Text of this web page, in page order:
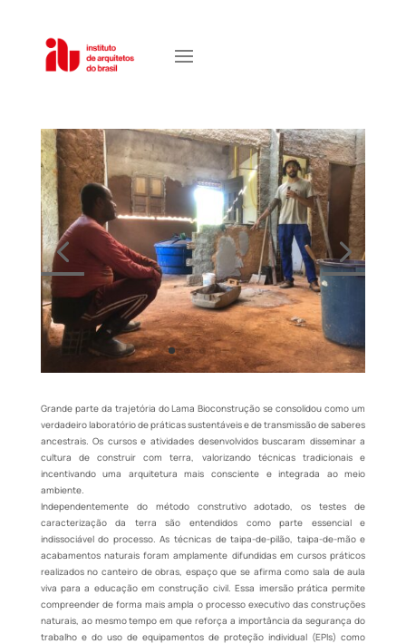
Grande parte da trajetória do Lama Bioconstrução se consolidou como um
verdadeiro laboratório de práticas sustentáveis e de transmissão de saberes
ancestrais. Os cursos e atividades desenvolvidos buscaram disseminar a
cultura de construir com terra, valorizando técnicas tradicionais e
incentivando uma arquitetura mais consciente e integrada ao meio
ambiente.
Independentemente do método construtivo adotado, os testes de
caracterização da terra são entendidos como parte essencial e
indissociável do processo. As técnicas de taipa-de-pilão, taipa-de-mão e
acabamentos naturais foram amplamente difundidas em cursos práticos
realizados no canteiro de obras, espaço que se afirma como sala de aula
viva para a educação em construção civil. Essa imersão prática permite
compreender de forma mais ampla o processo executivo das construções
naturais, ao mesmo tempo em que reforça a importância da segurança do
trabalho e do uso de equipamentos de proteção individual (EPIs) como